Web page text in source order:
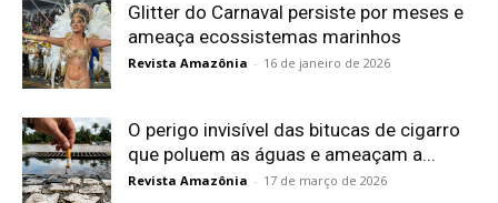
Glitter do Carnaval persiste por meses e
ameaça ecossistemas marinhos
Revista Amazônia - 16 de janeiro de 2026
O perigo invisível das bitucas de cigarro
que poluem as águas e ameaçam a...
Revista Amazônia - 17 de março de 2026